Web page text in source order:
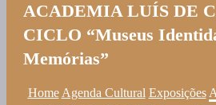
ACADEMIA LUÍS DE
CICLO “Museus
Memórias”
Home Agenda Cultural Exposições